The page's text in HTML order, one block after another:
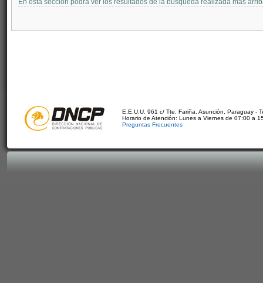
En esta sección podrá ver los resultados de la búsqueda realizada más
E.E.U.U. 961 c/ Tte. Fariña. Asunción, Paraguay -
Horario de Atención: Lunes a Viernes de 07:00 a
Preguntas Frecuentes